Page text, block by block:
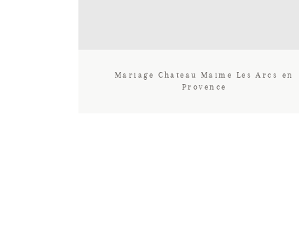
Mariage Chateau Maime Les Arcs en
Provence